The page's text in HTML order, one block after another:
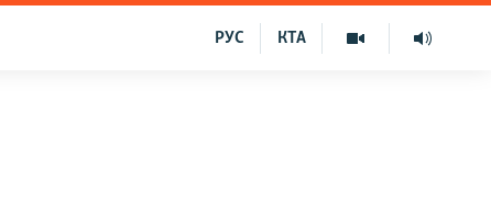
КТА
РУС